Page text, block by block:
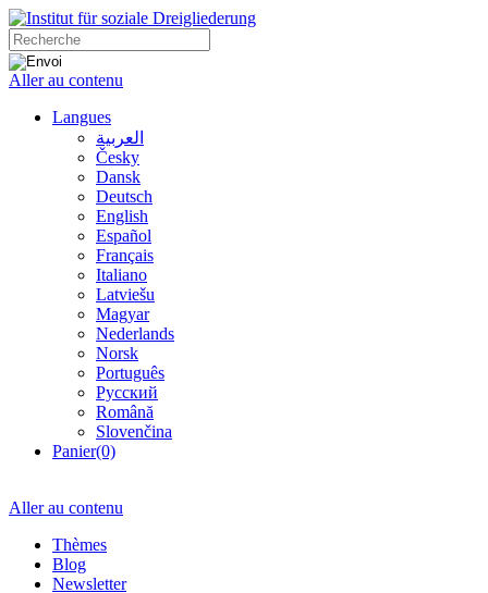
Aller au contenu
Langues
العربية
Česky
Dansk
Deutsch
English
Español
Français
Italiano
Latviešu
Magyar
Nederlands
Norsk
Português
Русский
Română
Slovenčina
Panier(0)
Aller au contenu
Thèmes
Blog
Newsletter